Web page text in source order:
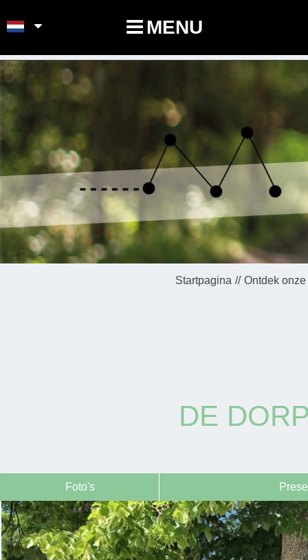
MENU
Startpagina Ontdek
DE
Foto's